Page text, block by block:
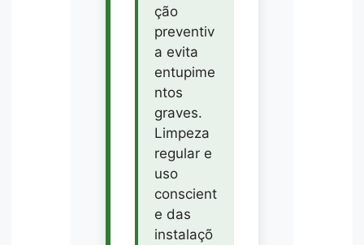
ção
preventiv
a evita
entupime
ntos
graves.
Limpeza
regular e
uso
conscient
e das
instalaçõ